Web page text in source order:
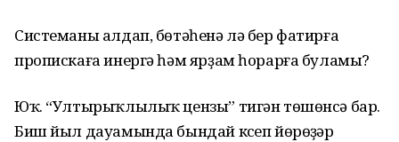
Системаны алдап, бөтәһенә лә бер фатирға
пропискаға инергә һәм ярҙам һорарға буламы?
Юҡ. “Ултырыҡлылыҡ цензы” тигән төшөнсә бар.
Биш йыл дауамында бындай күсеп йөрөүҙәр